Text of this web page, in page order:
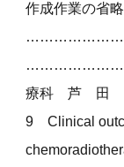
作成作業の省
療科 芦 田
9Clinical